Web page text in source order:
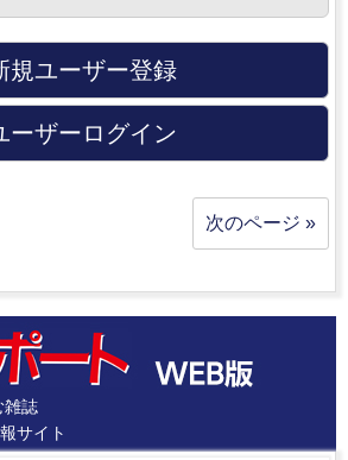
規ユーザー登録
ーザーログイン
次のページ »
雑誌
サイト